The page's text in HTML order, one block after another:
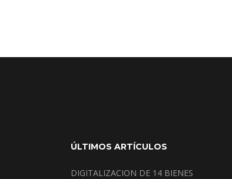
ÚLTIMOS ARTÍCULOS
DIGITALIZACION DE 14 BIENES